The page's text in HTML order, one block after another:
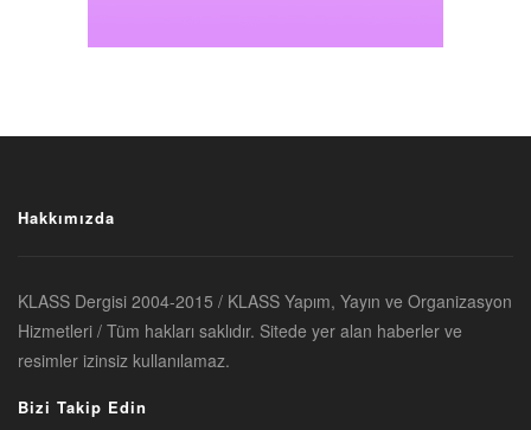
Hakkımızda
KLASS Dergisi 2004-2015 / KLASS Yapım, Yayın ve Organizasyon
Hizmetleri / Tüm hakları saklıdır. Sitede yer alan haberler ve
resimler izinsiz kullanılamaz.
Bizi Takip Edin